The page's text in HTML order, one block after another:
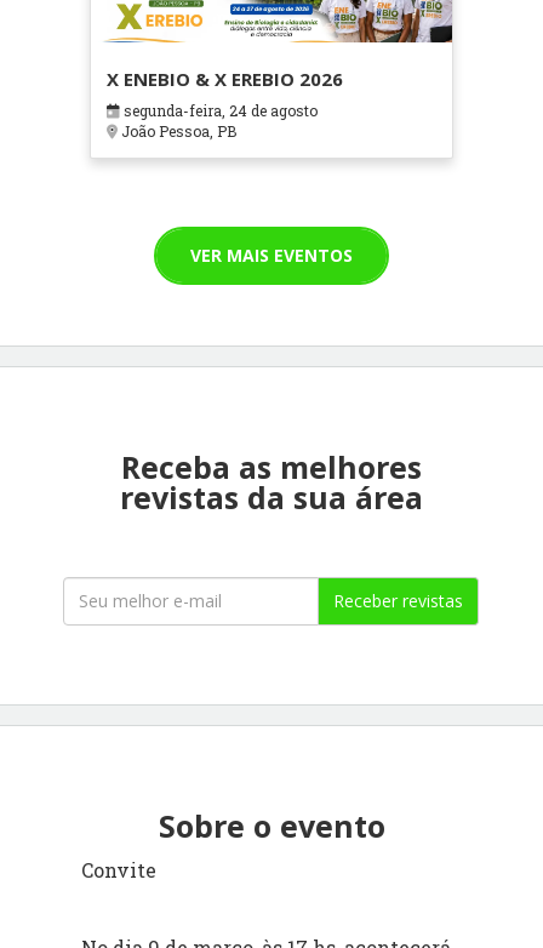
X ENEBIO & X EREBIO 2026
segunda-feira, 24 de agosto
João Pessoa, PB
VER MAIS EVENTOS
Receba as melhores
revistas da sua área
Receber revistas
Sobre o evento
Convite